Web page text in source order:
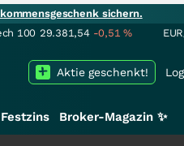
sichern.
100 29.381,54 -0,51%
Aktie geschenkt!
Festzins Broker-Magazin ✨